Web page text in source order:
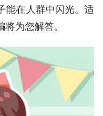
能在人群中闪光。适
为您解答。